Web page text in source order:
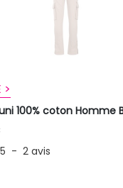
>
100% coton Homme
5 - 2 avis